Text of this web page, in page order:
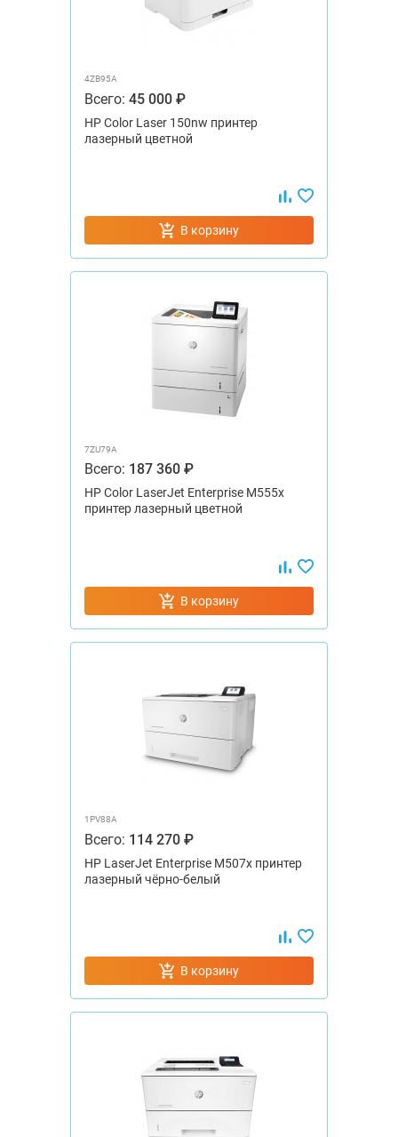
4ZB95A
Всего: 45 000 ₽
HP Color Laser 150nw принтер
лазерный цветной
В корзину
7ZU79A
Всего: 187 360 ₽
HP Color LaserJet Enterprise M555x
принтер лазерный цветной
В корзину
1PV88A
Всего: 114 270 ₽
HP LaserJet Enterprise M507x принтер
лазерный чёрно-белый
В корзину